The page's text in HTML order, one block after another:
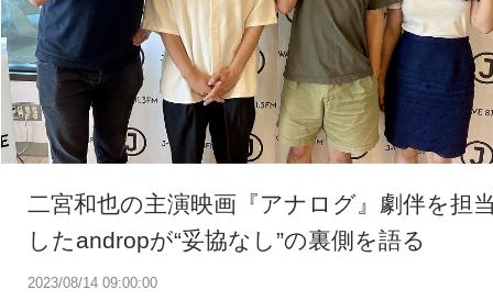
2023/08/14 09:00:00
二宮和也の主演映画『アナログ』劇伴を担
したandropが“妥協なし”の裏側を語る